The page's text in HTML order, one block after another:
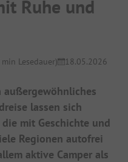
Ruhe und
min Lesedauer) 18.05.2026
lassen sich
mit Geschichte und
Regionen autofrei
aktive Camper als